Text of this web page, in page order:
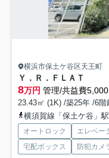
横浜市保土ケ谷区天王町
Ｙ．Ｒ．ＦＬＡＴ
8万円 管理/共益費5,000
23.43㎡ (1K) /築25年 /6階
横須賀線「保土ケ谷」
オートロック エレベー
宅配ボックス
防犯カメ